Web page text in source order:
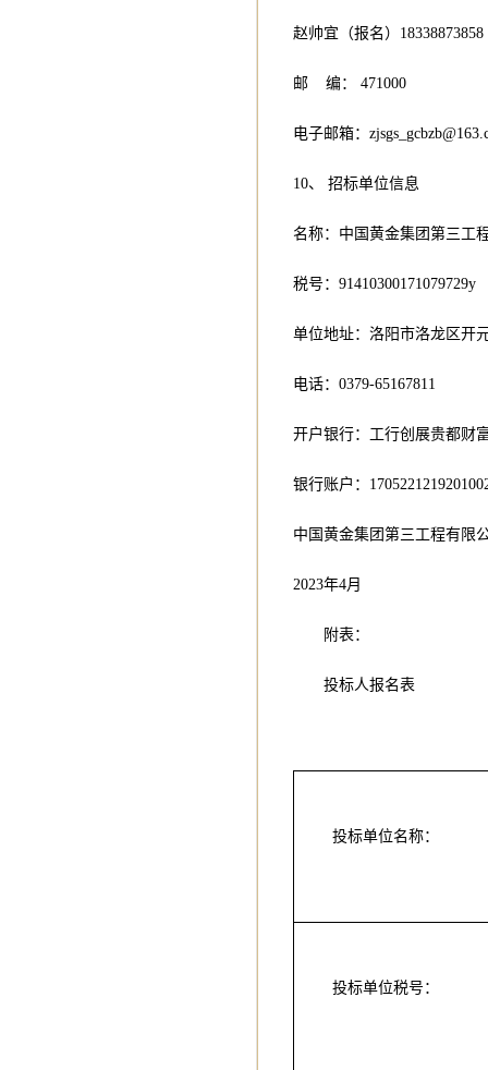
赵帅宜（报名）18338873858
邮 编： 471000
电子邮箱：
10、 招标单位信息
名称：中国黄金集团第三工
税号：91410300171079729y
单位地址：洛阳市洛龙区开
电话：0379-65167811
开户银行：工行创展贵都财
银行账户：
中国黄金集团第三工程有限
2023年4月
附表：
投标人报名表
投标单位名称：
投标单位税号：